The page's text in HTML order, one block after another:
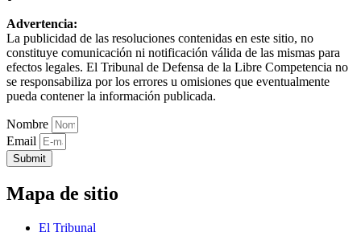
Advertencia:
La publicidad de las resoluciones contenidas en este sitio, no
constituye comunicación ni notificación válida de las mismas para
efectos legales. El Tribunal de Defensa de la Libre Competencia no
se responsabiliza por los errores u omisiones que eventualmente
pueda contener la información publicada.
Nombre
Email
Submit
Mapa de sitio
El Tribunal